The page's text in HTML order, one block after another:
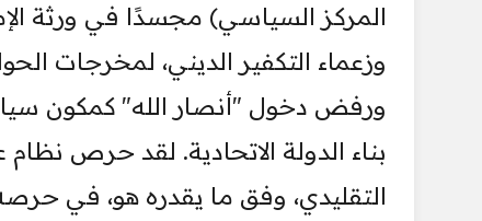
المركز السياسي) مجسدًا في ورثة
وزعماء التكفير الديني، لمخرجات
ورفض دخول "أنصار الله" كمكون
بناء الدولة الاتحادية. لقد حرص
التقليدي، وفق ما يقدره هو، في